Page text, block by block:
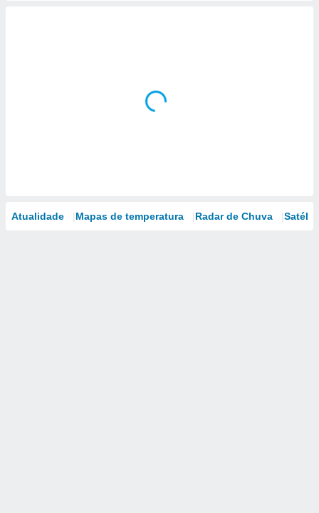
Atualidade Mapas de temperatura Radar de Chuva